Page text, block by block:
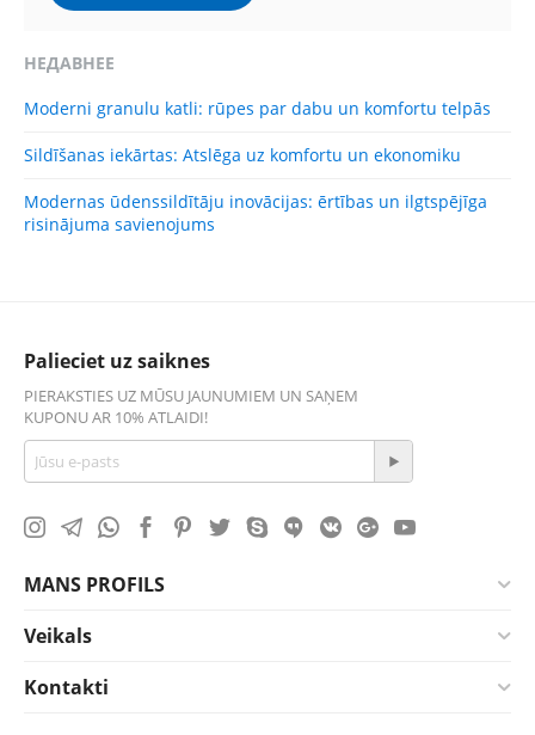
НЕДАВНЕЕ
Moderni granulu katli: rūpes par dabu un komfortu telpās
Sildīšanas iekārtas: Atslēga uz komfortu un ekonomiku
Modernas ūdenssildītāju inovācijas: ērtības un ilgtspējīga
risinājuma savienojums
Palieciet uz saiknes
PIERAKSTIES UZ MŪSU JAUNUMIEM UN SAŅEM
KUPONU AR 10% ATLAIDI!
MANS PROFILS
Veikals
Kontakti